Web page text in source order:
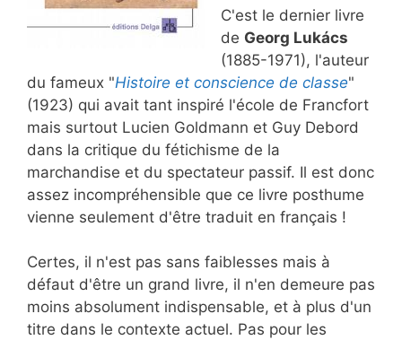
C'est le dernier livre
de Georg Lukács
(1885-1971), l'auteur
du fameux "Histoire et conscience de classe"
(1923) qui avait tant inspiré l'école de Francfort
mais surtout Lucien Goldmann et Guy Debord
dans la critique du fétichisme de la
marchandise et du spectateur passif. Il est donc
assez incompréhensible que ce livre posthume
vienne seulement d'être traduit en français !
Certes, il n'est pas sans faiblesses mais à
défaut d'être un grand livre, il n'en demeure pas
moins absolument indispensable, et à plus d'un
titre dans le contexte actuel. Pas pour les